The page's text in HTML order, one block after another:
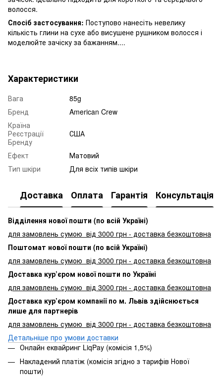
волосся.
Спосіб застосування: Поступово нанесіть невелику
кількість глини на сухе або висушене рушником волосся і
моделюйте зачіску за бажанням....
Характеристики
Вага
85g
Бренд
American Crew
Країна
Реєстрації
Бренду
США
Ефект
Матовий
Тип шкіри
Для всіх типів шкіри
Доставка Оплата Гарантія Консультація
Відділення нової пошти (по всій Україні)
для замовлень сумою від 3000 грн - доставка безкоштовна
Поштомат нової пошти (по всій Україні)
для замовлень сумою від 3000 грн - доставка безкоштовна
Доставка кур’єром нової пошти по Україні
для замовлень сумою від 3000 грн - доставка безкоштовна
Доставка кур’єром компанії по м. Львів здійснюється
лише для партнерів
для замовлень сумою від 3000 грн - доставка безкоштовна
Детальніше про умови доставки
Онлайн еквайринг LiqPay (комісія 1,5%)
Накладений платіж (комісія згідно з тарифів Нової
пошти)